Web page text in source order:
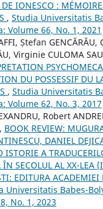
DE IONESCO :
, Studia Universitatis
Volume 66, No. 1, 2021
Ștefan
Virginie CULOMA
DU POSSESSIF DU
, Studia Universitatis
Volume 62, No. 3, 2017
Robert
BOOK REVIEW:
DANIEL
ISTORIE A
SECOLUL AL XX-LEA
EDITURA
Universitatis Babeș-
No. 1, 2023